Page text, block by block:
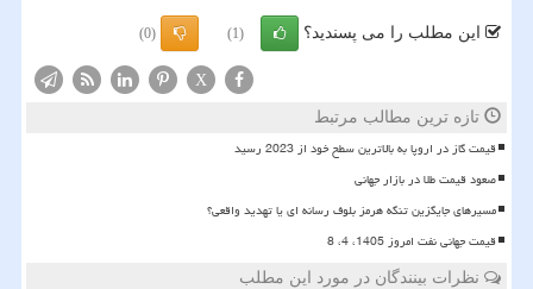
این مطلب را می پسندید؟ (1)
(0)
X
تازه ترین مطالب مرتبط
قیمت گاز در اروپا به بالاترین سطح خود از 2023 رسید
صعود قیمت طلا در بازار جهانی
مسیرهای جایگزین تنگه هرمز بلوف رسانه ای یا تهدید واقعی؟
قیمت جهانی نفت امروز 1405، 4، 8
نظرات بینندگان در مورد این مطلب